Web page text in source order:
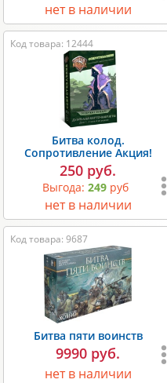
нет в наличии
Код товара: 12444
Битва колод.
Сопротивление Акция!
250 руб.
Выгода:249 руб
нет в наличии
Код товара: 9687
Битва пяти воинств
9990 руб.
нет в наличии